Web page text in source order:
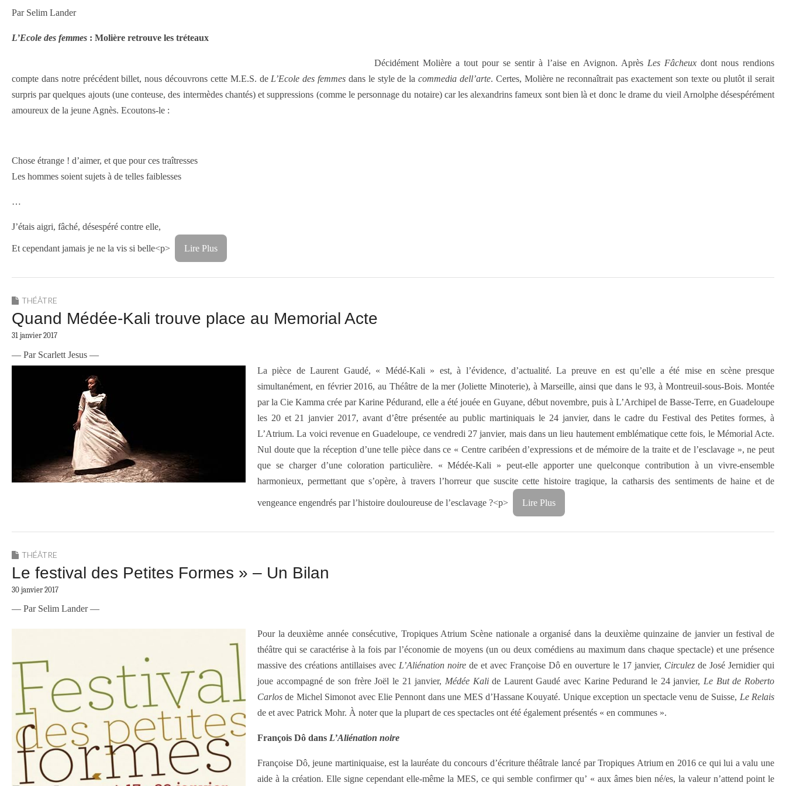
Par Selim Lander
L’Ecole des femmes : Molière retrouve les tréteaux
Décidément Molière a tout pour se sentir à l’aise en Avignon. Après Les Fâcheuxdont nous rendions
compte dans notre précédent billet, nous découvrons cette M.E.S. de L’Ecole des femmes dans le style de lacommedia dell’arte. Certes, Molière ne reconnaîtrait pas exactement son texte ou plutôt il serait
surpris par quelques ajouts (une conteuse, des intermèdes chantés) et suppressions (comme le personnage du notaire) car les alexandrins fameux sont bien là et donc le drame du vieil Arnolphe désespérément
amoureux de la jeune Agnès. Ecoutons-le :
Chose étrange ! d’aimer, et que pour ces traîtresses
Les hommes soient sujets à de telles faiblesses
…
J’étais aigri, fâché, désespéré contre elle,
Et cependant jamais je ne la vis si belle<p> Lire Plus
THÉÂTRE
Quand Médée-Kali trouve place au Memorial Acte
31 janvier 2017
— Par Scarlett Jesus —
La pièce de Laurent Gaudé, « Médé-Kali » est, à l’évidence, d’actualité. La preuve en est qu’elle a été mise en scène presque
simultanément, en février 2016, au Théâtre de la mer (Joliette Minoterie), à Marseille, ainsi que dans le 93, à Montreuil-sous-Bois. Montée
par la Cie Kamma crée par Karine Pédurand, elle a été jouée en Guyane, début novembre, puis à L’Archipel de Basse-Terre, en Guadeloupe
les 20 et 21 janvier 2017, avant d’être présentée au public martiniquais le 24 janvier, dans le cadre du Festival des Petites formes, à
L’Atrium. La voici revenue en Guadeloupe, ce vendredi 27 janvier, mais dans un lieu hautement emblématique cette fois, le Mémorial Acte.
Nul doute que la réception d’une telle pièce dans ce « Centre caribéen d’expressions et de mémoire de la traite et de l’esclavage », ne peut
que se charger d’une coloration particulière. « Médée-Kali » peut-elle apporter une quelconque contribution à un vivre-ensemble
harmonieux, permettant que s’opère, à travers l’horreur que suscite cette histoire tragique, la catharsis des sentiments de haine et de
vengeance engendrés par l’histoire douloureuse de l’esclavage ?<p> Lire Plus
THÉÂTRE
Le festival des Petites Formes » – Un Bilan
30 janvier 2017
— Par Selim Lander —
Pour la deuxième année consécutive, Tropiques Atrium Scène nationale a organisé dans la deuxième quinzaine de janvier un festival de
théâtre qui se caractérise à la fois par l’économie de moyens (un ou deux comédiens au maximum dans chaque spectacle) et une présence
massive des créations antillaises avec L’Aliénation noire de et avec Françoise Dô en ouverture le 17 janvier, Circulez de José Jernidier qui
joue accompagné de son frère Joël le 21 janvier, Médée Kalide Laurent Gaudé avec Karine Pedurand le 24 janvier, Le But de Roberto
Carlos de Michel Simonot avec Elie Pennont dans une MES d’Hassane Kouyaté. Unique exception un spectacle venu de Suisse, Le Relais
de et avec Patrick Mohr. À noter que la plupart de ces spectacles ont été également présentés « en communes ».
François Dô dans L’Aliénation noire
Françoise Dô, jeune martiniquaise, est la lauréate du concours d’écriture théâtrale lancé par Tropiques Atrium en 2016 ce qui lui a valu une
aide à la création. Elle signe cependant elle-même la MES, ce qui semble confirmer qu’ « aux âmes bien né/es, la valeur n’attend point le